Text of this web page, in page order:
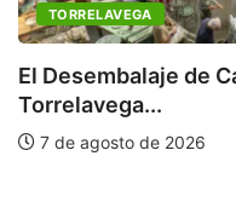
TORRELAVEGA
El Desembalaje de
Torrelavega...
7 de agosto de 2026